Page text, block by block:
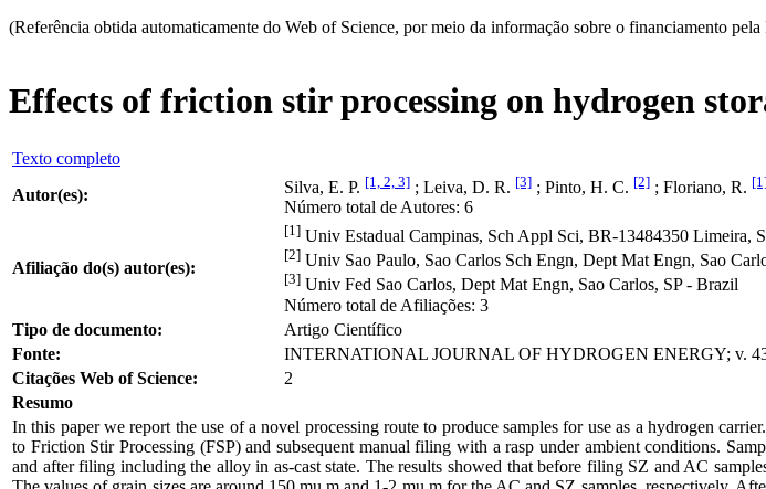
(Referência obtida automaticamente do Web of Science, por meio da informação sobre o financiamento
Effects of friction stir processing on hydrogen
Texto completo
Autor(es):
Silva, E. P. [1, 2, 3] ; Leiva, D. R. [3] ; Pinto, H. C. [2] ; Floriano, R.
Número total de Autores: 6
Afiliação do(s) autor(es):
[1] Univ Estadual Campinas, Sch Appl Sci, BR-13484350 Limeira,
[2] Univ Sao Paulo, Sao Carlos Sch Engn, Dept Mat Engn, Sao
[3] Univ Fed Sao Carlos, Dept Mat Engn, Sao Carlos, SP - Brazil
Número total de Afiliações: 3
Tipo de documento:
Artigo Científico
Fonte:
INTERNATIONAL JOURNAL OF HYDROGEN ENERGY; v.
Citações Web of Science:
2
Resumo
In this paper we report the use of a novel processing route to produce samples for use as a hydrogen
to Friction Stir Processing (FSP) and subsequent manual filing with a rasp under ambient conditions.
and after filing including the alloy in as-cast state. The results showed that before filing SZ and AC